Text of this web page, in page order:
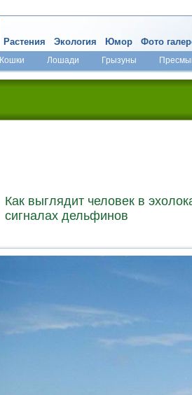
Кошки Лошади Грызуны
Растения Экология Юмор Фото
Как выглядит человек в
сигналах дельфинов